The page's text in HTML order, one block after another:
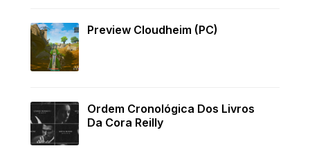
Preview Cloudheim (PC)
Ordem Cronológica Dos Livros
Da Cora Reilly